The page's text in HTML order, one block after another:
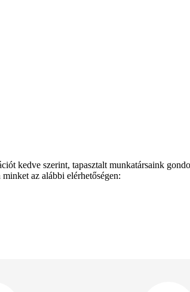
kedve szerint, tapasztalt munkatársaink
az alábbi elérhetőségen: